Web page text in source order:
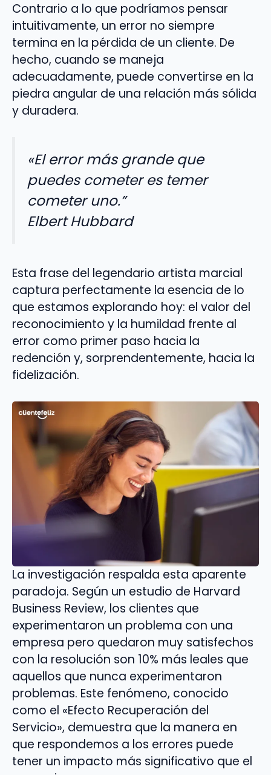
Contrario a lo que podríamos pensar
intuitivamente, un error no siempre
termina en la pérdida de un cliente. De
hecho, cuando se maneja
adecuadamente, puede convertirse en la
piedra angular de una relación más sólida
y duradera.
«El error más grande que
puedes cometer es temer
cometer uno.”
Elbert Hubbard
Esta frase del legendario artista marcial
captura perfectamente la esencia de lo
que estamos explorando hoy: el valor del
reconocimiento y la humildad frente al
error como primer paso hacia la
redención y, sorprendentemente, hacia la
fidelización.
La investigación respalda esta aparente
paradoja. Según un estudio de Harvard
Business Review, los clientes que
experimentaron un problema con una
empresa pero quedaron muy satisfechos
con la resolución son 10% más leales que
aquellos que nunca experimentaron
problemas. Este fenómeno, conocido
como el «Efecto Recuperación del
Servicio», demuestra que la manera en
que respondemos a los errores puede
tener un impacto más significativo que el